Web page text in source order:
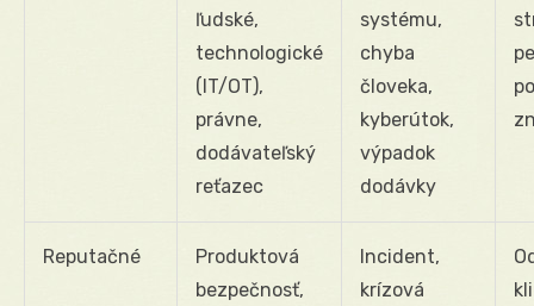
ľudské,
technologické
(IT/OT),
právne,
dodávateľský
reťazec
systému,
chyba
človeka,
kyberútok,
výpadok
dodávky
Reputačné
Produktová
bezpečnosť,
Incident,
krízová